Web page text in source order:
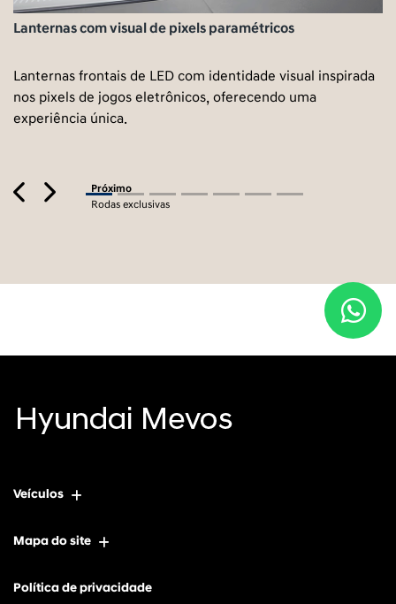
Lanternas com visual de pixels paramétricos
Lanternas frontais de LED com identidade visual inspirada
nos pixels de jogos eletrônicos, oferecendo uma
experiência única.
PreviousNext
Próximo
Rodas exclusivas
Veículos
Mapa do site
Política de privacidade